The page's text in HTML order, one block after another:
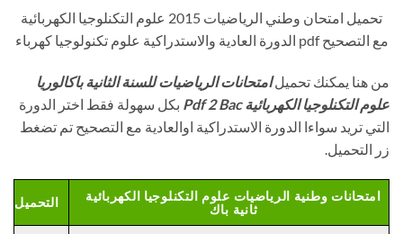
تحميل امتحان وطني الرياضيات 2015 علوم التكنلوجيا الكهربائية
مع التصحيح pdf الدورة العادية والاستدراكية علوم تكنولوجيا كهرباء
من هنا يمكنك تحميلامتحانات الرياضيات للسنة الثانية باكالوريا
علوم التكنلوجيا الكهربائية Pdf 2 Bac
بكل سهولة فقط اختر الدورة
التي تريد سواءا الدورة الاستدراكية اوالعادية مع التصحيح تم تضغط
زر التحميل.
امتحانات وطنية الرياضيات علوم التكنلوجيا الكهربائية
ثانية باك
التحميل